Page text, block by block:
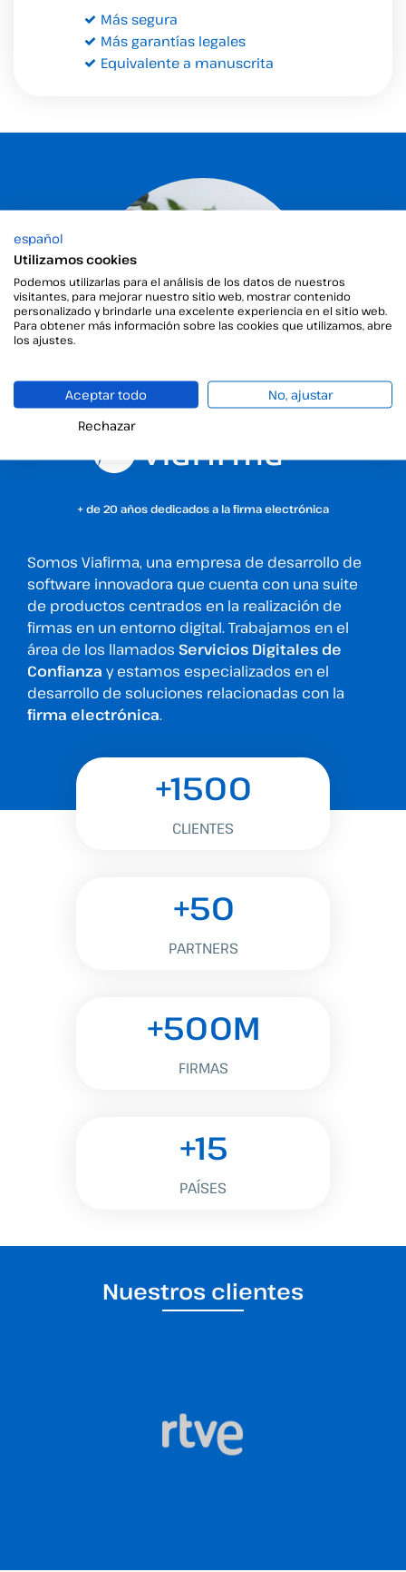
Más segura
Más garantías legales
Equivalente a manuscrita
+ de 20 años dedicados a la firma electrónica
Somos Viafirma, una empresa de desarrollo de
software innovadora que cuenta con una suite
de productos centrados en la realización de
firmas en un entorno digital. Trabajamos en el
área de los llamados Servicios Digitales de
Confianza y estamos especializados en el
desarrollo de soluciones relacionadas con la
firma electrónica.
+1500
CLIENTES
+50
PARTNERS
+500M
FIRMAS
+15
PAÍSES
Nuestros clientes
español
Utilizamos cookies
Podemos utilizarlas para el análisis de los datos de nuestros
visitantes, para mejorar nuestro sitio web, mostrar contenido
personalizado y brindarle una excelente experiencia en el sitio web.
Para obtener más información sobre las cookies que utilizamos, abre
los ajustes.
Aceptar todo
No, ajustar
Rechazar